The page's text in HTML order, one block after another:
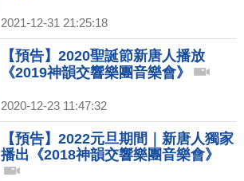
2021-12-31 21:25:18
【預告】2020聖誕節新唐人播放
《2019神韻交響樂團音樂會》
2020-12-23 11:47:32
【預告】2022元旦期間｜新唐人獨家
播出《2018神韻交響樂團音樂會》